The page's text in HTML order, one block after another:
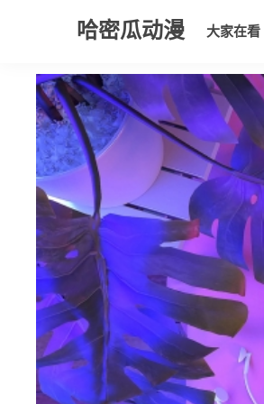
哈密瓜动漫 大家在看
大家在看 日本动漫 国产动漫